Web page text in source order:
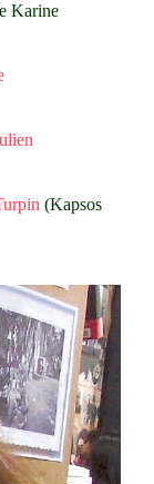
Karine
(Kapsos